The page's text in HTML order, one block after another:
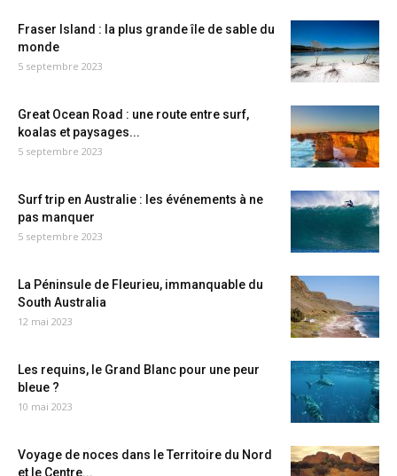
Fraser Island : la plus grande île de sable du
monde
5 septembre 2023
Great Ocean Road : une route entre surf,
koalas et paysages...
5 septembre 2023
Surf trip en Australie : les événements à ne
pas manquer
5 septembre 2023
La Péninsule de Fleurieu, immanquable du
South Australia
12 mai 2023
Les requins, le Grand Blanc pour une peur
bleue ?
10 mai 2023
Voyage de noces dans le Territoire du Nord
et le Centre...